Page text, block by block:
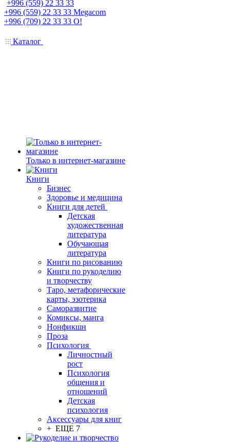
+996 (559) 22 33 33
+996 (559) 22 33 33 Megacom
+996 (709) 22 33 33 O!
Каталог
Только в интернет-магазине
Книги
Бизнес
Здоровье и медицина
Книги для детей
Детская
художественная
литература
Обучающая
литература
Книги по рисованию
Книги по рукоделию
и творчеству
Таро, метафорические
карты, эзотерика
Саморазвитие
Комиксы, манга
Нонфикшн
Проза
Психология
Личностный
рост
Психология
общения и
отношений
Детская
психология
Аксессуары для книг
+ ЕЩЕ 7